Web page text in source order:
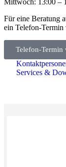
Mittwoch: 13:00 –
Für eine Beratung
ein Telefon-Termin
Telefon-Termin
Services &